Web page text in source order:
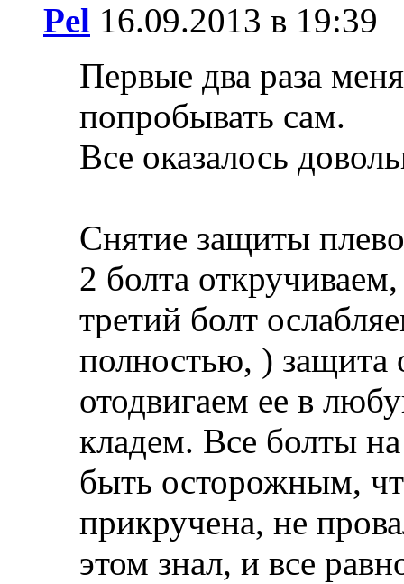
Pel 16.09.2013 в 19:39
Первые два раза
попробывать сам.
Все оказалось
Снятие защиты
2 болта
третий болт
полностью, ) защита
отодвигаем ее в
кладем. Все болты
быть осторожным,
прикручена, не
этом знал, и все